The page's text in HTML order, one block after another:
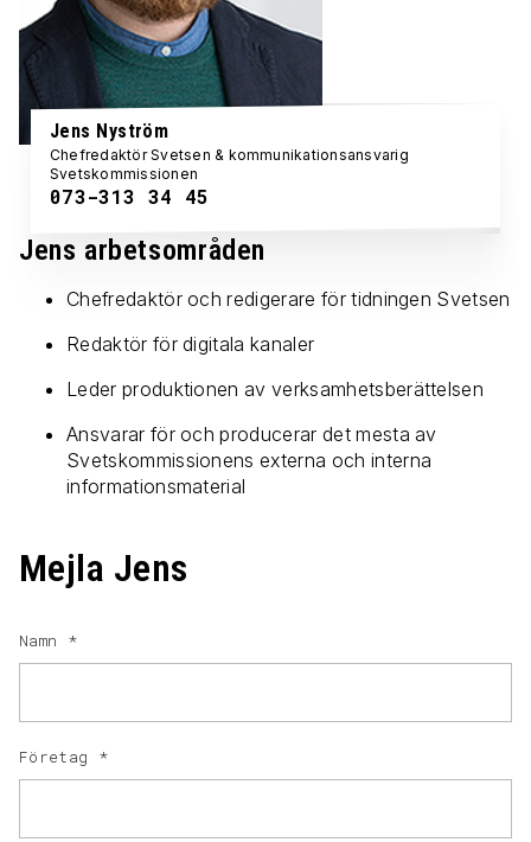
Jens Nyström
Chefredaktör Svetsen & kommunikationsansvarig
Svetskommissionen
073-313 34 45
Jens arbetsområden
Chefredaktör och redigerare för tidningen Svetsen
Redaktör för digitala kanaler
Leder produktionen av verksamhetsberättelsen
Ansvarar för och producerar det mesta av
Svetskommissionens externa och interna
informationsmaterial
Mejla Jens
Namn *
Företag *